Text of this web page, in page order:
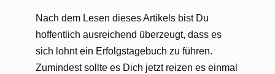
Nach dem Lesen dieses Artikels bist Du
hoffentlich ausreichend überzeugt, dass es
sich lohnt ein Erfolgstagebuch zu führen.
Zumindest sollte es Dich jetzt reizen es einmal